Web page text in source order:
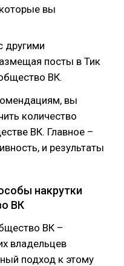
вы
другими
посты в Тик
ВК.
вы
количество
ВК. Главное –
и результаты
накрутки
ВК
ВК –
владельцев
подход к этому